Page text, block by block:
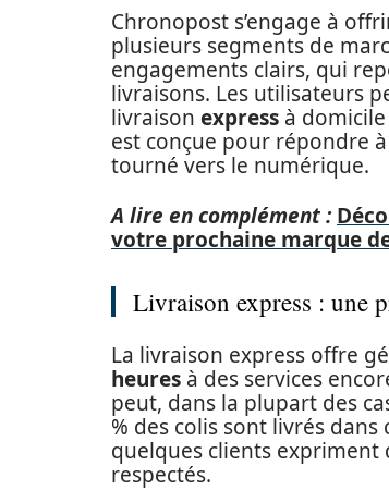
Chronopost s’engage à
plusieurs segments de
engagements clairs, qui
livraisons. Les utilisateurs
livraison express à
est conçue pour répondre
tourné vers le numérique.
A lire en complément :
votre prochaine marque
Livraison express : une
La livraison express offre
heures à des services
peut, dans la plupart des
% des colis sont livrés
quelques clients expriment
respectés.